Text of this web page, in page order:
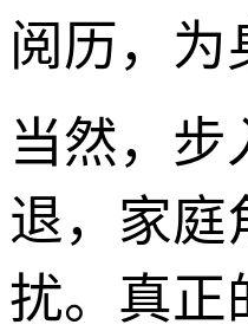
阅历，为
当然，
退，家庭
扰。真正